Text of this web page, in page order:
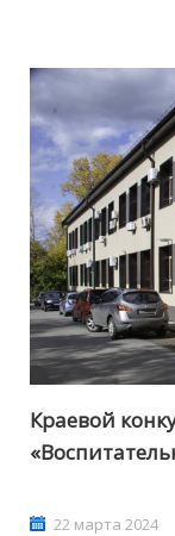
Краевой
22 марта 2024